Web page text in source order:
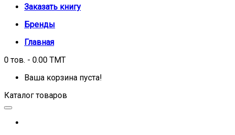
Заказать книгу
Бренды
Главная
0 тов. - 0.00 TMT
Ваша корзина пуста!
Каталог товаров